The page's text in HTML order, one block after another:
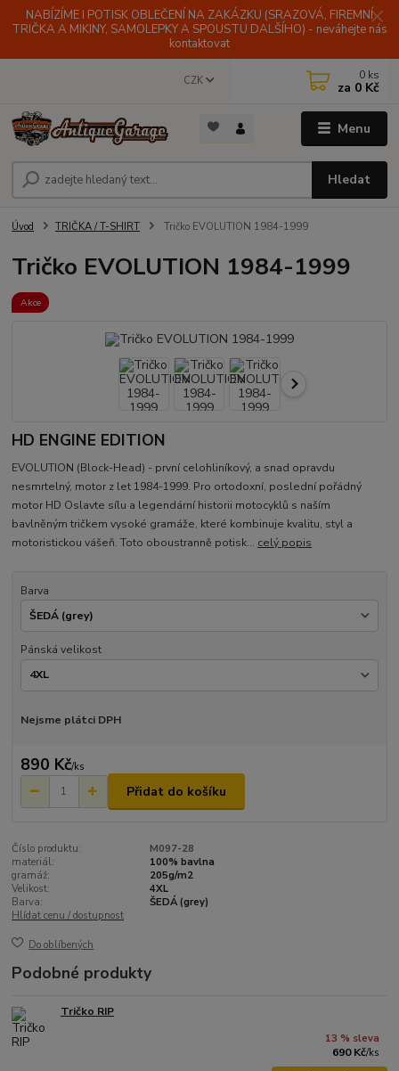
NABÍZÍME I POTISK OBLEČENÍ NA ZAKÁZKU (SRAZOVÁ, FIREMNÍ
TRIČKA A MIKINY, SAMOLEPKY A SPOUSTU DALŠÍHO) - neváhejte nás
kontaktovat
Menu
CZK
Hledat
0 ks
za 0 Kč
Úvod TRIČKA / T-SHIRT Tričko EVOLUTION 1984-1999
Tričko EVOLUTION 1984-1999
Akce
HD ENGINE EDITION
EVOLUTION (Block-Head) - první celohliníkový, a snad opravdu
nesmrtelný, motor z let 1984-1999. Pro ortodoxní, poslední pořádný
motor HD Oslavte sílu a legendární historii motocyklů s naším
bavlněným tričkem vysoké gramáže, které kombinuje kvalitu, styl a
motoristickou vášeň. Toto oboustranně potisk... celý popis
Barva
Pánská velikost
Nejsme plátci DPH
890 Kč/ks
Přidat do košíku
Číslo produktu:
M097-28
materiál:
100% bavlna
gramáž:
205g/m2
Velikost:
4XL
Barva:
ŠEDÁ (grey)
Hlídat cenu / dostupnost
Do oblíbených
Podobné produkty
Tričko RIP
13 % sleva
690 Kč/ks